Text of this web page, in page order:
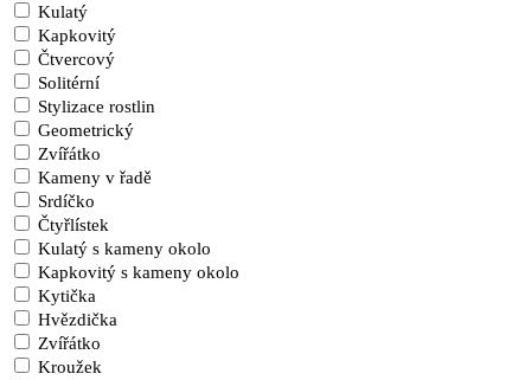
Kulatý
Kapkovitý
Čtvercový
Solitérní
Stylizace rostlin
Geometrický
Zvířátko
Kameny v řadě
Srdíčko
Čtyřlístek
Kulatý s kameny okolo
Kapkovitý s kameny okolo
Kytička
Hvězdička
Zvířátko
Kroužek